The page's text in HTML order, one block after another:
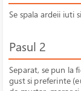
Se spala ardeii iuti
Pasul 2
Separat, se pun la
gust si preferinte